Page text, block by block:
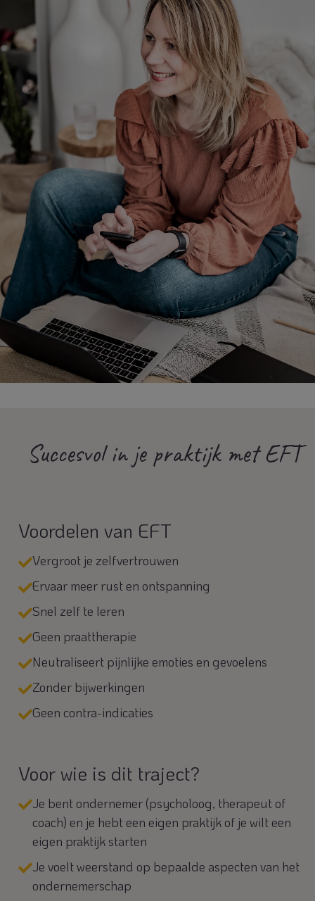
Succesvol in je praktijk met EFT
Voordelen van EFT
Vergroot je zelfvertrouwen
Ervaar meer rust en ontspanning
Snel zelf te leren
Geen praattherapie
Neutraliseert pijnlijke emoties en gevoelens
Zonder bijwerkingen
Geen contra-indicaties
Voor wie is dit traject?
Je bent ondernemer (psycholoog, therapeut of
coach) en je hebt een eigen praktijk of je wilt een
eigen praktijk starten
Je voelt weerstand op bepaalde aspecten van het
ondernemerschap